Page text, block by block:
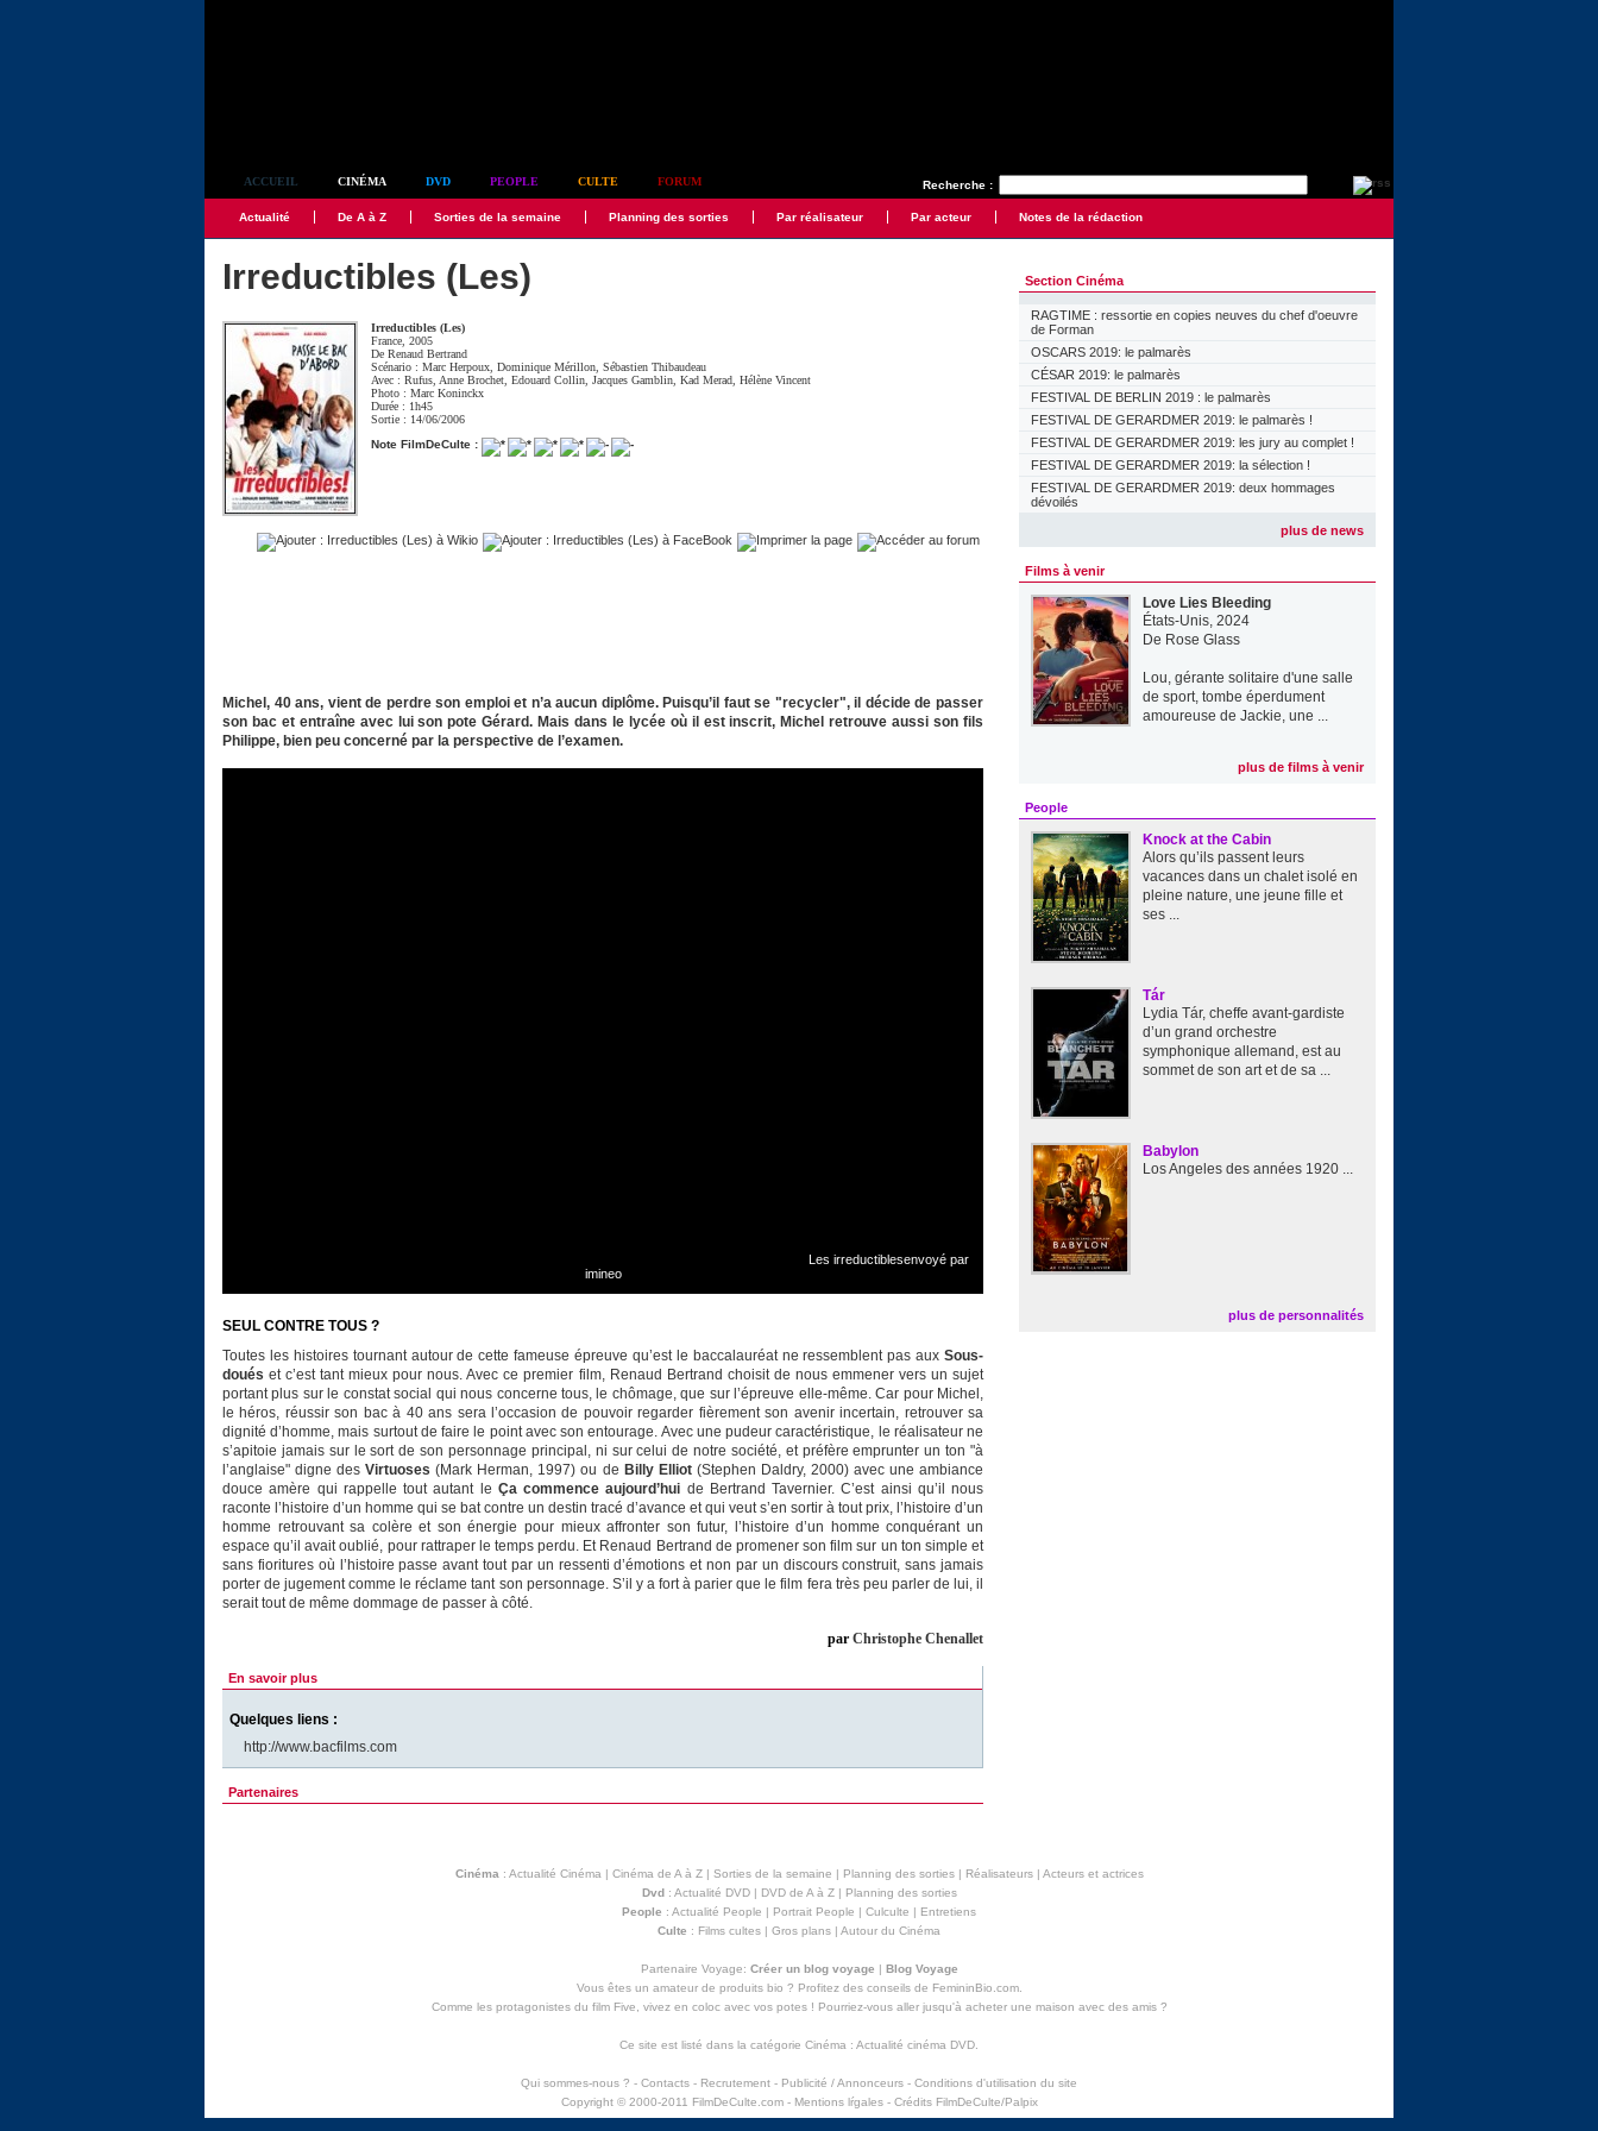
Recherche :
ACCUEIL CINÉMA DVD PEOPLE CULTE FORUM
Actualité De A à Z Sorties de la semaine Planning des sorties Par réalisateur Par acteur Notes de la rédaction
Irreductibles (Les)
Irreductibles (Les)
France, 2005
DeRenaud Bertrand
Scénario :Marc Herpoux ,Dominique Mérillon ,Sébastien Thibaudeau
Avec :Rufus Anne Brochet ,Edouard Collin ,Jacques Gamblin ,Kad Merad ,Hélène Vincent
Photo :Marc Koninckx
Durée : 1h45
Sortie : 14/06/2006
Note FilmDeCulte :
Michel, 40 ans, vient de perdre son emploi et n’a aucun diplôme. Puisqu’il faut se "recycler", il décide de passer
son bac et entraîne avec lui son pote Gérard. Mais dans le lycée où il est inscrit, Michel retrouve aussi son fils
Philippe, bien peu concerné par la perspective de l’examen.
Les irreductiblesenvoyé par
imineo
SEUL CONTRE TOUS ?
Toutes les histoires tournant autour de cette fameuse épreuve qu’est le baccalauréat ne ressemblent pas aux Sous-
doués et c’est tant mieux pour nous. Avec ce premier film, Renaud Bertrand choisit de nous emmener vers un sujet
portant plus sur le constat social qui nous concerne tous, le chômage, que sur l’épreuve elle-même. Car pour Michel,
le héros, réussir son bac à 40 ans sera l’occasion de pouvoir regarder fièrement son avenir incertain, retrouver sa
dignité d’homme, mais surtout de faire le point avec son entourage. Avec une pudeur caractéristique, le réalisateur ne
s’apitoie jamais sur le sort de son personnage principal, ni sur celui de notre société, et préfère emprunter un ton "à
l’anglaise" digne desVirtuoses (Mark Herman, 1997) ou de Billy Elliot(Stephen Daldry, 2000) avec une ambiance
douce amère qui rappelle tout autant le Ça commence aujourd’hui de Bertrand Tavernier. C’est ainsi qu’il nous
raconte l’histoire d’un homme qui se bat contre un destin tracé d’avance et qui veut s’en sortir à tout prix, l’histoire d’un
homme retrouvant sa colère et son énergie pour mieux affronter son futur, l’histoire d’un homme conquérant un
espace qu’il avait oublié, pour rattraper le temps perdu. Et Renaud Bertrand de promener son film sur un ton simple et
sans fioritures où l’histoire passe avant tout par un ressenti d’émotions et non par un discours construit, sans jamais
porter de jugement comme le réclame tant son personnage. S’il y a fort à parier que le film fera très peu parler de lui, il
serait tout de même dommage de passer à côté.
par Christophe Chenallet
En savoir plus
Quelques liens :
http://www.bacfilms.com
Partenaires
Section Cinéma
RAGTIME : ressortie en copies neuves du chef d'oeuvre
de Forman
OSCARS 2019: le palmarès
CÉSAR 2019: le palmarès
FESTIVAL DE BERLIN 2019 : le palmarès
FESTIVAL DE GERARDMER 2019: le palmarès !
FESTIVAL DE GERARDMER 2019: les jury au complet !
FESTIVAL DE GERARDMER 2019: la sélection !
FESTIVAL DE GERARDMER 2019: deux hommages
dévoilés
plus de news
Films à venir
Love Lies Bleeding
États-Unis, 2024
De Rose Glass
Lou, gérante solitaire d'une salle
de sport, tombe éperdument
amoureuse de Jackie, une ...
plus de films à venir
People
Knock at the Cabin
Alors qu’ils passent leurs
vacances dans un chalet isolé en
pleine nature, une jeune fille et
ses ...
Tár
Lydia Tár, cheffe avant-gardiste
d’un grand orchestre
symphonique allemand, est au
sommet de son art et de sa ...
Babylon
Los Angeles des années 1920 ...
plus de personnalités
Cinéma : Actualité Cinéma | Cinéma de A à Z| Sorties de la semaine | Planning des sorties| Réalisateurs| Acteurs et actrices
Dvd: Actualité DVD| DVD de A à Z| Planning des sorties
People : Actualité People | Portrait People | Culculte | Entretiens
Culte : Films cultes | Gros plans | Autour du Cinéma
Partenaire Voyage: Créer un blog voyage | Blog Voyage
Vous êtes un amateur de produits bio ? Profitez des conseils de FemininBio.com.
Comme les protagonistes du film Five, vivez en coloc avec vos potes ! Pourriez-vous aller jusqu'à acheter une maison avec des amis?
Ce site est listé dans la catégorie Cinéma : Actualité cinéma DVD
Qui sommes-nous ? - Contacts - Recrutement - Publicité / Annonceurs - Conditions d'utilisation du site
Copyright © 2000-2011 FilmDeCulte.com - Mentions lŕgales- Crédits FilmDeCulte/Palpix